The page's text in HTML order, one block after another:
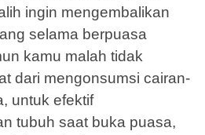
ingin mengembalikan
selama berpuasa
kamu malah tidak
dari mengonsumsi cairan-
untuk efektif
tubuh saat buka puasa,